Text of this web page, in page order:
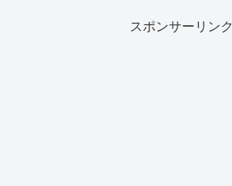
スポンサーリンク